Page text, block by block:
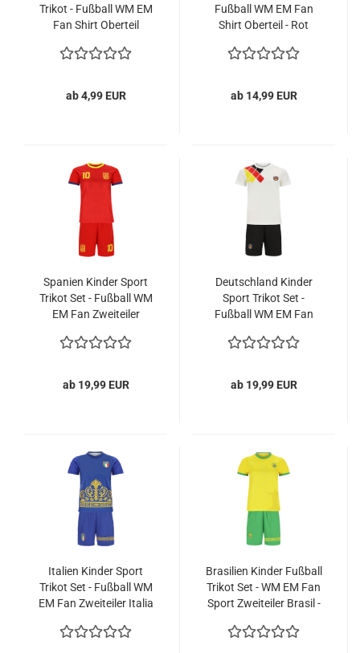
Trikot - Fußball WM EM
Fan Shirt Oberteil
ab 4,99 EUR
Fußball WM EM Fan
Shirt Oberteil - Rot
ab 14,99 EUR
Spanien Kinder Sport
Trikot Set - Fußball WM
EM Fan Zweiteiler
ab 19,99 EUR
Deutschland Kinder
Sport Trikot Set -
Fußball WM EM Fan
Schwarz
ab 19,99 EUR
Italien Kinder Sport
Trikot Set - Fußball WM
EM Fan Zweiteiler Italia
Brasilien Kinder Fußball
Trikot Set - WM EM Fan
Sport Zweiteiler Brasil -